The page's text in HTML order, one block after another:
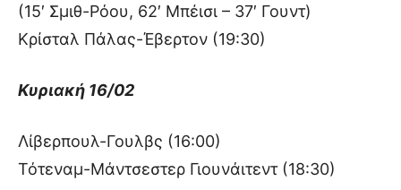
(15′ Σμιθ-Ρόου, 62′ Μπέισι – 37′ Γουντ)
Κρίσταλ Πάλας-Έβερτον (19:30)
Κυριακή 16/02
Λίβερπουλ-Γουλβς (16:00)
Τότεναμ-Μάντσεστερ Γιουνάιτεντ (18:30)